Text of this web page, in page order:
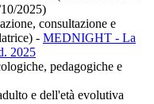
2025)
consultazione e
- MEDNIGHT - La
2025
pedagogiche e
e dell'età evolutiva